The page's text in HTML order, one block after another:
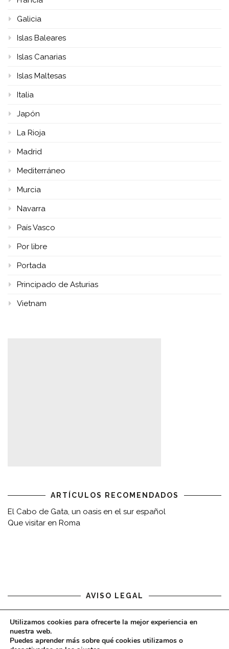
Galicia
Islas Baleares
Islas Canarias
Islas Maltesas
Italia
Japón
La Rioja
Madrid
Mediterráneo
Murcia
Navarra
País Vasco
Por libre
Portada
Principado de Asturias
Vietnam
ARTÍCULOS RECOMENDADOS
El Cabo de Gata, un oasis en el sur español
Que visitar en Roma
AVISO LEGAL
Aviso legal
Utilizamos cookies para ofrecerte la mejor experiencia en
nuestra web.
Puedes aprender más sobre qué cookies utilizamos o